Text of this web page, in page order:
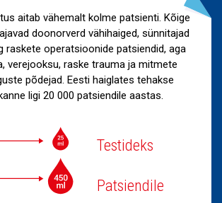
aitab vähemalt kolme patsienti. Kõige
doonorverd vähihaiged, sünnitajad
raskete operatsioonide patsiendid, aga
verejooksu, raske trauma ja mitmete
põdejad. Eesti haiglates tehakse
ligi 20 000 patsiendile aastas.
Testideks
Patsiendile